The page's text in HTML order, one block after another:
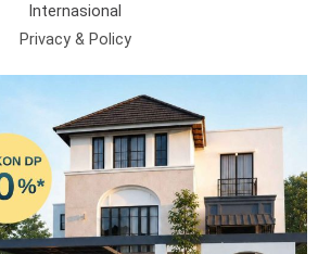
Internasional
Privacy & Policy